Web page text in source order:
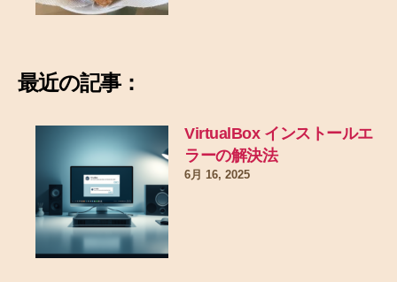
最近の記事：
VirtualBox インストールエ
ラーの解決法
6月 16, 2025